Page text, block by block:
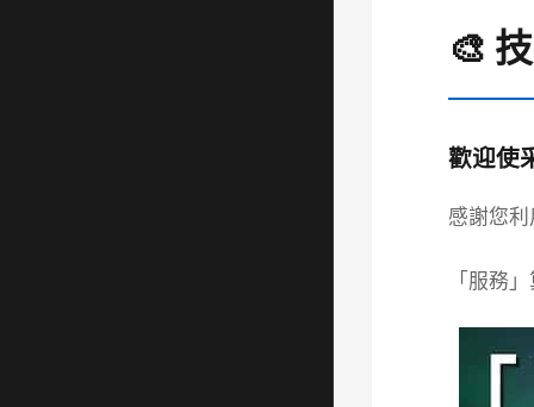
🎨
歡迎使
感謝您
「服務